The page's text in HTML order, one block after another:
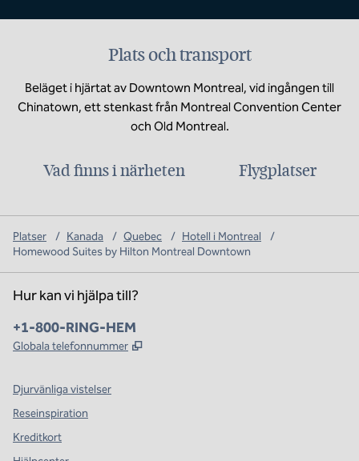
Plats och transport
Beläget i hjärtat av Downtown Montreal, vid ingången till
Chinatown, ett stenkast från Montreal Convention Center
och Old Montreal.
Vad finns i närheten Flygplatser
Platser / Kanada / Quebec / Hotell i Montreal
/
Homewood Suites by Hilton Montreal Downtown
Hur kan vi hjälpa till?
Telefon:
+1-800-RING-HEM
Globala telefonnummer ,
Djurvänliga vistelser
Reseinspiration
Kreditkort